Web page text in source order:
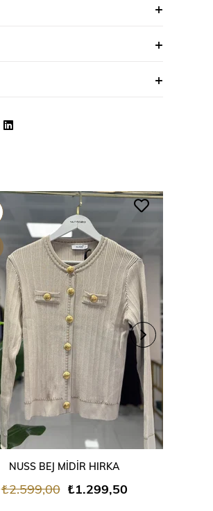
SEPETE EKLE
NUSS BEJ MİDİR HIRKA
₺1.299,50
₺2.599,00